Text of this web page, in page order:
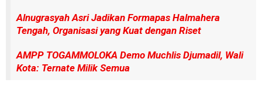
Alnugrasyah Asri Jadikan Formapas Halmahera
Tengah, Organisasi yang Kuat dengan Riset
AMPP TOGAMMOLOKA Demo Muchlis Djumadil, Wali
Kota: Ternate Milik Semua